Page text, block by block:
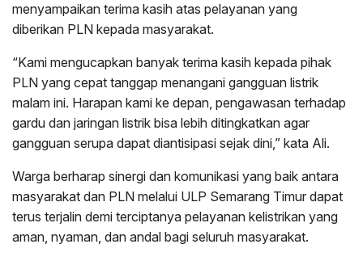
menyampaikan terima kasih atas pelayanan yang
diberikan PLN kepada masyarakat.
“Kami mengucapkan banyak terima kasih kepada pihak
PLN yang cepat tanggap menangani gangguan listrik
malam ini. Harapan kami ke depan, pengawasan terhadap
gardu dan jaringan listrik bisa lebih ditingkatkan agar
gangguan serupa dapat diantisipasi sejak dini,” kata Ali.
Warga berharap sinergi dan komunikasi yang baik antara
masyarakat dan PLN melalui ULP Semarang Timur dapat
terus terjalin demi terciptanya pelayanan kelistrikan yang
aman, nyaman, dan andal bagi seluruh masyarakat.